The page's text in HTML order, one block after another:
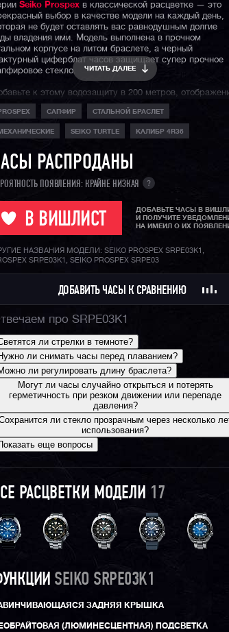
Seiko Prospex в классической расцветке — это
выбор в качестве модели на каждый день,
не будет оставлять вас равнодушным долгие
владения ими. Модель выполнена в прочном
корпусе на литом браслете, а черный
циферблат часов защищает супер прочное
стекло.
к этому водозащиту в 200 метров,
даты и дня недели и, кажется, перед нами
модель кэжуал часов.
поклонников бренда модель получила название
размер корпуса и аутентичный дизайн.
что японский брендSeiko— это легенда в
часостроения. Именно Сейко в 1969 году создали
кварцевые часы, а качество исполнения и
моделей Seiko оценены несколькими
и миллионами поклонников бренда по
ЧИТАТЬ ДАЛЕЕ
САПФИР СТАЛЬНОЙ БРАСЛЕТ
SEIKO TURTLE КАЛИБР 4R36
РАСПРОДАНЫ
ПОЯВЛЕНИЯ: КРАЙНЕ НИЗКАЯ ?
В ВИШЛИСТ
ДОБАВЬТЕ ЧАСЫ В
И ПОЛУЧИТЕ
НА ИМЕИЛ О ИХ
НАЗВАНИЯ МОДЕЛИ: SEIKO PROSPEX SRPE03K1,
SRPE03K1, SEIKO PROSPEX SRPE03
ДОБАВИТЬ ЧАСЫ К СРАВНЕНИЮ
про SRPE03K1
ли стрелки в темноте?
ли снимать часы перед плаванием?
ли регулировать длину браслета?
Могут ли часы случайно открыться и потерять
герметичность при резком движении или перепаде
давления?
ли стекло прозрачным через несколько
использования?
еще вопросы
РАСЦВЕТКИ МОДЕЛИ 17
SEIKO SRPE03K1
ЗАДНЯЯ КРЫШКА
(ЛЮМИНЕСЦЕНТНАЯ) ПОДСВЕТКА